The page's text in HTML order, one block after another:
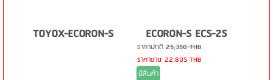
TOYOX-ECORON-S ECORON-S ECS-25
ราคาปกติ 25,350 THB
ราคาขาย 22,805 THB
มีสินค้า